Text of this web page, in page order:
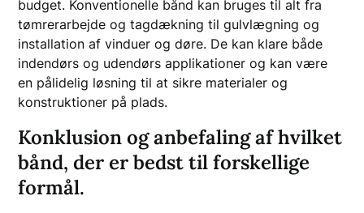
budget. Konventionelle bånd kan bruges til alt fra
tømrerarbejde og tagdækning til gulvlægning og
installation af vinduer og døre. De kan klare både
indendørs og udendørs applikationer og kan være
en pålidelig løsning til at sikre materialer og
konstruktioner på plads.
Konklusion og anbefaling af hvilket
bånd, der er bedst til forskellige
formål.